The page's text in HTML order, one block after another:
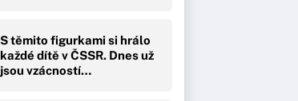
S těmito figurkami si hrálo
každé dítě v ČSSR. Dnes už
jsou vzácností…